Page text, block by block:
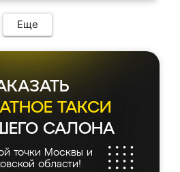
Еще
ТАКСИ
САЛОНА
точки Москвы и
области!